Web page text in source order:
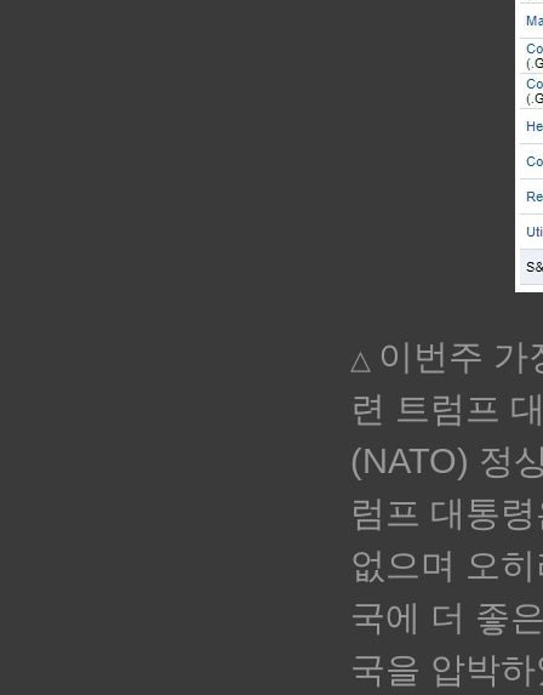
△ 이번주 가
련 트럼프
(NATO) 정
럼프 대통
없으며 오
국에 더 좋
국을 압박